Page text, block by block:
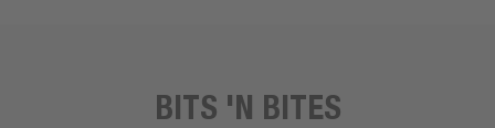
BITS 'N BITES